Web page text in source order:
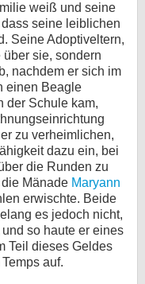
weiß und seine
seine leiblichen
Seine Adoptiveltern,
sie, sondern
nachdem er sich im
einen Beagle
der Schule kam,
zu verheimlichen,
dazu ein, bei
die Runden zu
Mänade Maryann
erwischte. Beide
es jedoch nicht,
so haute er eines
Teil dieses Geldes
auf.